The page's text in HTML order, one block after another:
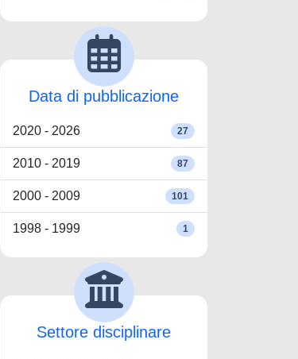
Data di pubblicazione
2020 - 2026 27
2010 - 2019 87
2000 - 2009 101
1998 - 1999 1
Settore disciplinare